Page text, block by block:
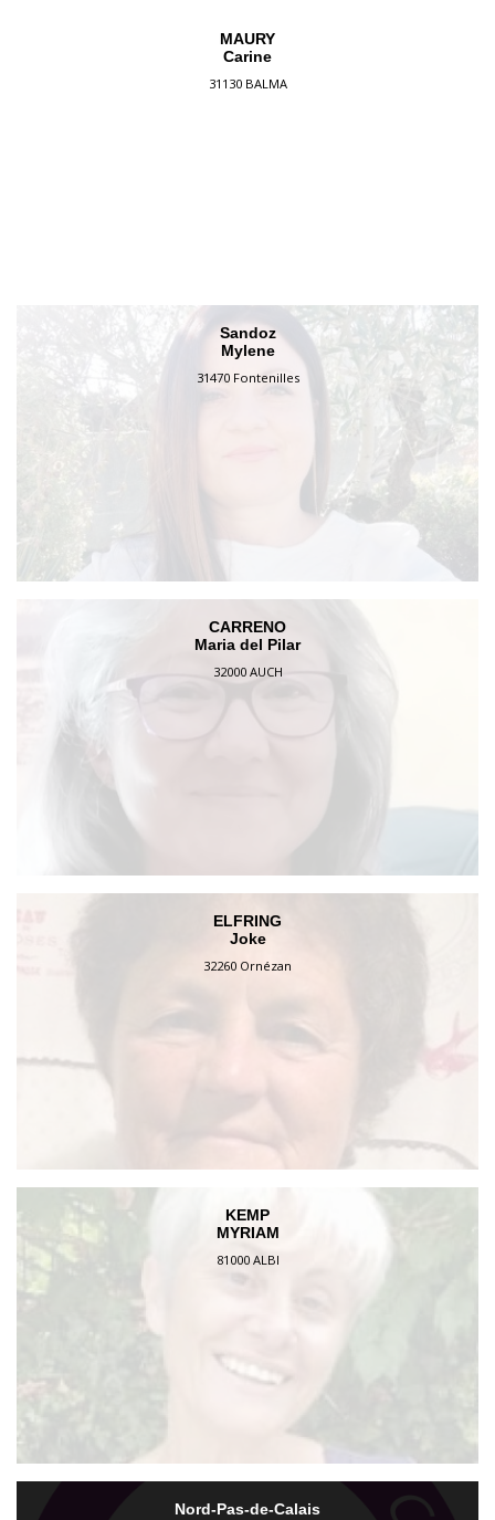
MAURY
Carine
31130 BALMA
Sandoz
Mylene
31470 Fontenilles
CARRENO
Maria del Pilar
32000 AUCH
ELFRING
Joke
32260 Ornézan
KEMP
MYRIAM
81000 ALBI
Nord-Pas-de-Calais